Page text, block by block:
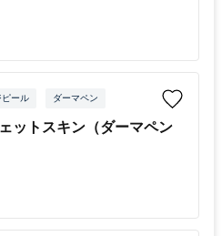
ピール ダーマペン
ットスキン（ダーマペン